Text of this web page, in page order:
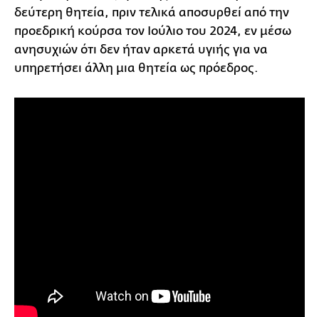
δεύτερη θητεία, πριν τελικά αποσυρθεί από την
προεδρική κούρσα τον Ιούλιο του 2024, εν μέσω
ανησυχιών ότι δεν ήταν αρκετά υγιής για να
υπηρετήσει άλλη μια θητεία ως πρόεδρος.